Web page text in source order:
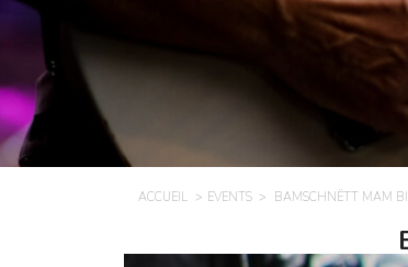
ACCUEIL EVENTS BAMSCHNËTT MAM